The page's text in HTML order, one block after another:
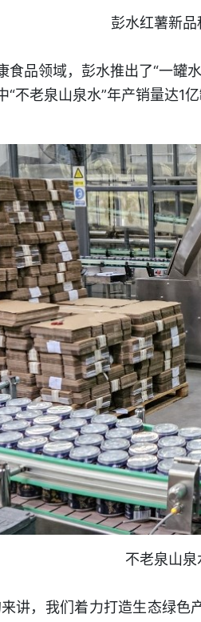
彭水红薯新
食品领域，彭水推出了“一罐
“不老泉山泉水”年产销量达1
不老泉山
来讲，我们着力打造生态绿色